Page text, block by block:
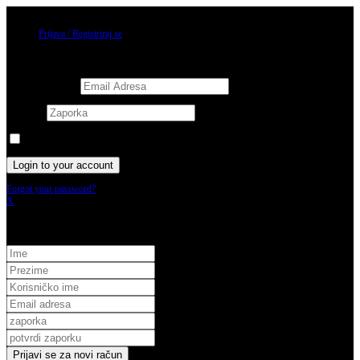
Prijava / Registriraj se
Forgot your password?
X